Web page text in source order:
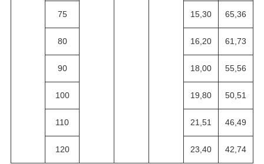
75 15,30 65,36
80 16,20 61,73
90 18,00 55,56
100 19,80 50,51
110 21,51 46,49
120 23,40 42,74